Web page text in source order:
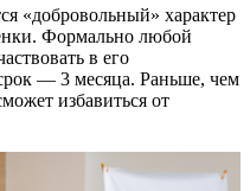
«добровольный» характер
Формально любой
в его
— 3 месяца. Раньше, чем
избавиться от